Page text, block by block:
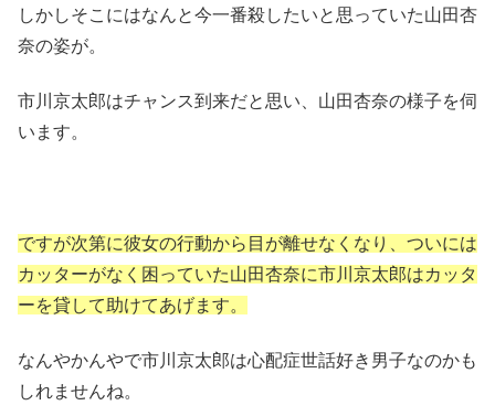
しかしそこにはなんと今一番殺したいと思っていた山田杏
奈の姿が。
市川京太郎はチャンス到来だと思い、山田杏奈の様子を伺
います。
ですが次第に彼女の行動から目が離せなくなり、ついには
カッターがなく困っていた山田杏奈に市川京太郎はカッタ
ーを貸して助けてあげます。
なんやかんやで市川京太郎は心配症世話好き男子なのかも
しれませんね。